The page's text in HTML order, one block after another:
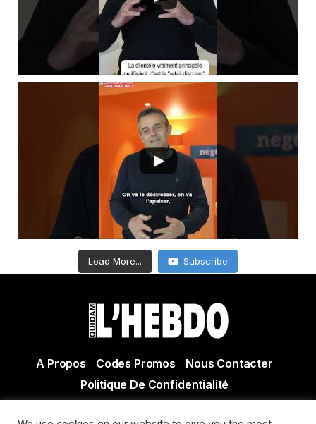
Load More... Subscribe
A Propos Codes Promos
Nous Contacter
Politique De Confidentialité